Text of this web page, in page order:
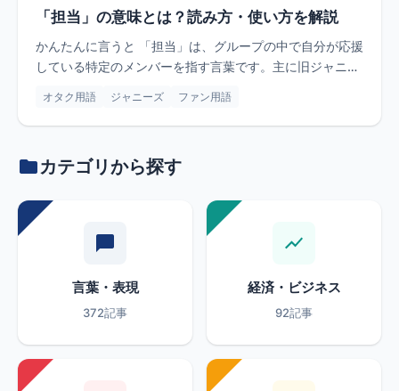
「担当」の意味とは？読み方・使い方を解説
かんたんに言うと 「担当」は、グループの中で自分が応援
している特定のメンバーを指す言葉です。主に旧ジャニー
オタク用語 ジャニーズ ファン用語
カテゴリから探す
言葉・表現
372記事
経済・ビジネス
92記事